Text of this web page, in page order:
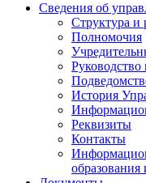
Сведения об
Структура и
Полномочия
Руководство
История
Реквизиты
Контакты